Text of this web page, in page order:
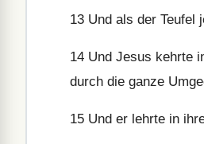
13 Und als der Teufel
14 Und Jesus kehrte
durch die ganze
15 Und er lehrte in